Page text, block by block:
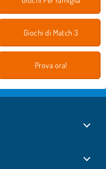
Giochi di Match 3
Prova ora!